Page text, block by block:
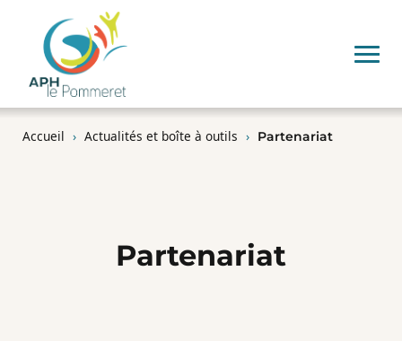
Accueil › Actualités et boîte à outils › Partenariat
Partenariat